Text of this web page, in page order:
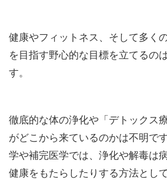
健康やフィットネス、そして多く
を目指す野心的な目標を立てるの
す。
徹底的な体の浄化や「デトックス
がどこから来ているのかは不明で
学や補完医学では、浄化や解毒は
健康をもたらしたりする方法とし